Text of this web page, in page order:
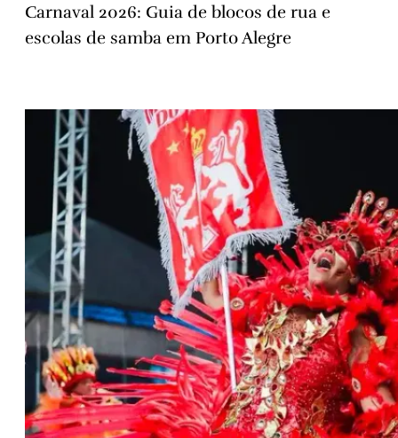
Carnaval 2026: Guia de blocos de rua e
escolas de samba em Porto Alegre